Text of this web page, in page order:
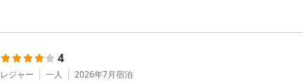
4
レジャー 一人 2026年7月宿泊